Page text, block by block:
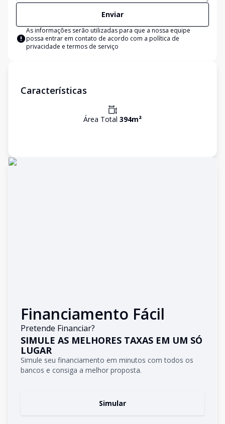
Enviar
As informações serão utilizadas para que a nossa equipe
possa entrar em contato de acordo com a política de
privacidade e termos de serviço
Características
Área Total 394m²
Financiamento Fácil
Pretende Financiar?
SIMULE AS MELHORES TAXAS EM UM SÓ
LUGAR
Simule seu financiamento em minutos com todos os
bancos e consiga a melhor proposta.
Simular